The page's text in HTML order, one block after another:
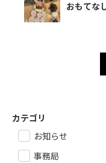
おもてなし
カテゴリ
お知らせ
事務局